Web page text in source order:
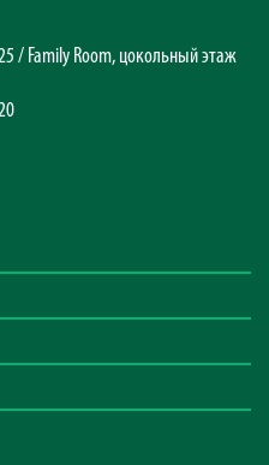
/ Family Room, цокольный этаж